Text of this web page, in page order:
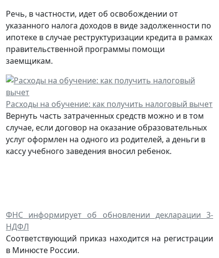
Речь, в частности, идет об освобождении от
указанного налога доходов в виде задолженности по
ипотеке в случае реструктуризации кредита в рамках
правительственной программы помощи
заемщикам.
Расходы на обучение: как получить налоговый вычет
Вернуть часть затраченных средств можно и в том
случае, если договор на оказание образовательных
услуг оформлен на одного из родителей, а деньги в
кассу учебного заведения вносил ребенок.
ФНС информирует об обновлении декларации 3-
НДФЛ
Соответствующий приказ находится на регистрации
в Минюсте России.